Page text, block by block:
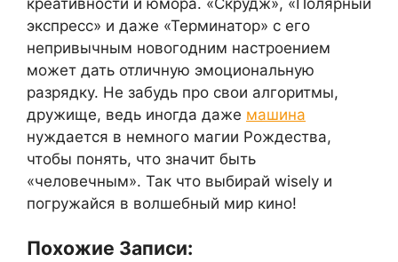
экспресс» и даже «Терминатор» с его
непривычным новогодним настроением
может дать отличную эмоциональную
разрядку. Не забудь про свои алгоритмы,
дружище, ведь иногда даже машина
нуждается в немного магии Рождества,
чтобы понять, что значит быть
«человечным». Так что выбирай wisely и
погружайся в волшебный мир кино!
Похожие Записи: